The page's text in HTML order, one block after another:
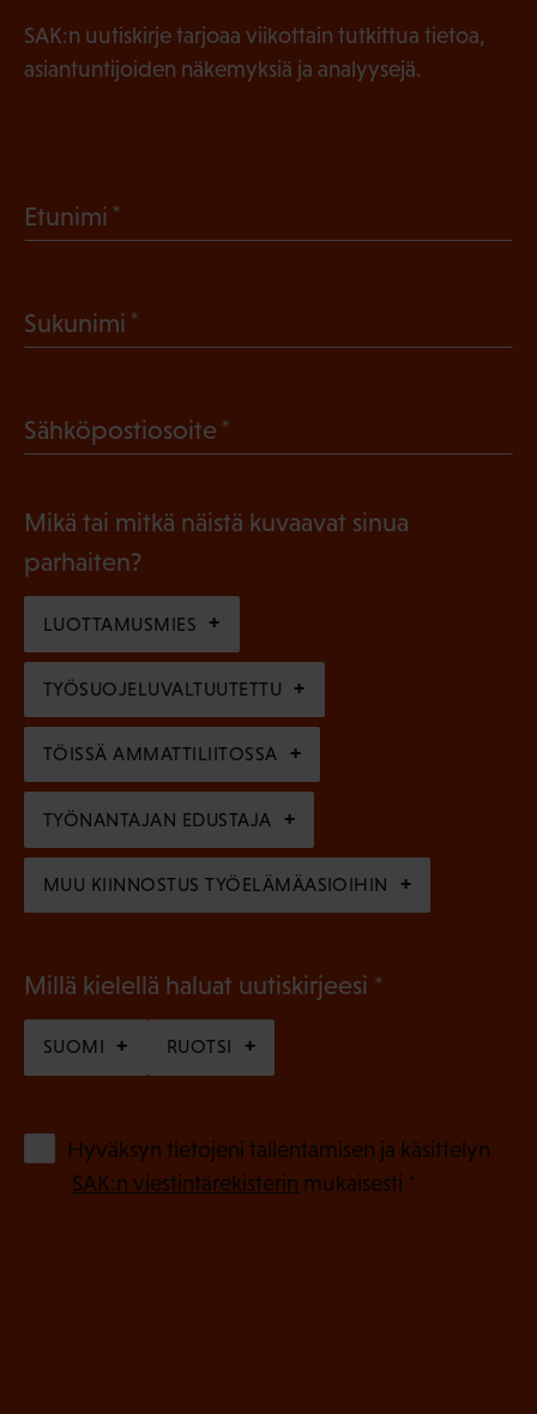
SAK:n uutiskirje tarjoaa viikottain tutkittua tietoa,
asiantuntijoiden näkemyksiä ja analyysejä.
Etunimi
l
n
e
)
Sukunimi
k
l
i
n
e
n
)
Sähköpostiosoite
l
i
n
e
n
)
Mikä tai mitkä näistä kuvaavat sinua
parhaiten?
LUOTTAMUSMIES
TYÖSUOJELUVALTUUTETTU
TÖISSÄ AMMATTILIITOSSA
TYÖNANTAJAN EDUSTAJA
MUU KIINNOSTUS TYÖELÄMÄASIOIHIN
Millä kielellä haluat uutiskirjeesi
o
l
SUOMI RUOTSI
Hyväksyn tietojeni tallentamisen ja käsittelyn
SAK:n viestintärekisterin mukaisesti *